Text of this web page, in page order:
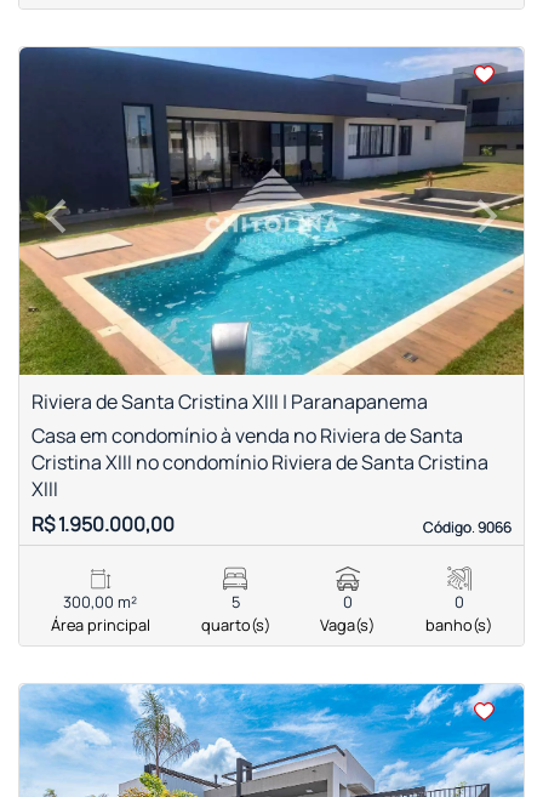
< <<
‹Previous ›
Next
Riviera de Santa Cristina XIII | Paranapanema
Código. 9066
Código. 9066
Casa em condomínio à venda no Riviera de Santa
Cristina XIII no condomínio Riviera de Santa Cristina
XIII
R$ 1.950.000,00
300,00 m²
Área principal
5
quarto(s)
0
Vaga(s)
0
banho(s)
<<<<